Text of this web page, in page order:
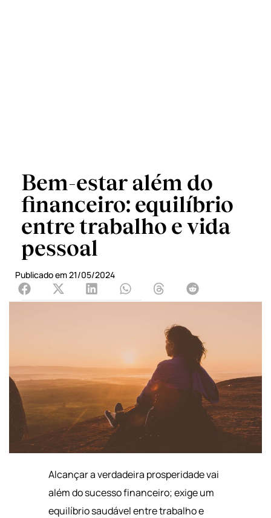
Bem-estar além do
financeiro: equilíbrio
entre trabalho e vida
pessoal
Publicado em21/05/2024
Alcançar a verdadeira prosperidade vai
além do sucesso financeiro; exige um
equilíbrio saudável entre trabalho e